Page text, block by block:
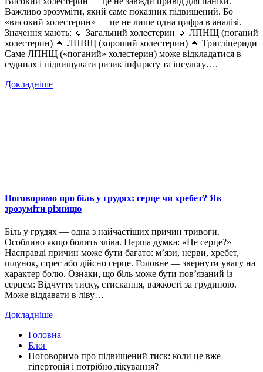
Важливо зрозуміти, який саме показник підвищений. Бо
«високий холестерин» — це не лише одна цифра в аналізі.
Значення мають: 🔹 Загальний холестерин 🔹 ЛПНЩ (поганий
холестерин) 🔹 ЛПВЩ (хороший холестерин) 🔹 Тригліцериди
Саме ЛПНЩ («поганий» холестерин) може відкладатися в
судинах і підвищувати ризик інфаркту та інсульту….
Докладніше
Поговоримо про біль у грудях: серце чи хребет? Як
зрозуміти різницю
Біль у грудях — одна з найчастіших причин тривоги.
Особливо якщо болить зліва. Перша думка: «Це серце?»
Насправді причин може бути багато: м’язи, нерви, хребет,
шлунок, стрес або дійсно серце. Головне — звернути увагу на
характер болю. Ознаки, що біль може бути пов’язаний із
серцем: Відчуття тиску, стискання, важкості за грудиною.
Може віддавати в ліву…
Докладніше
Головна
Блог
Поговоримо про підвищений тиск: коли це вже
гіпертонія і потрібно лікування?